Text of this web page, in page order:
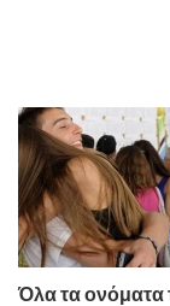
Όλα τα ονόματα